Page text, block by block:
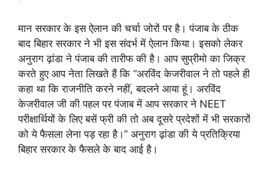
मान सरकार के इस ऐलान की चर्चा जोरों पर है। पंजाब के ठीक
बाद बिहार सरकार ने भी इस संदर्भ में ऐलान किया। इसको लेकर
अनुराग ढ़ांडा ने पंजाब की तारीफ की है। आप सुप्रीमो का जिक्र
करते हुए आप नेता लिखते हैं कि “अरविंद केजरीवाल ने तो पहले ही
कहा था कि राजनीति करने नहीं, बदलने आया हूं। अरविंद
केजरीवाल जी की पहल पर पंजाब में आप सरकार ने NEET
परीक्षार्थियों के लिए बसें फ्री की तो अब दूसरे प्रदेशों में भी सरकारों
को ये फैसला लेना पड़ रहा है।” अनुराग ढ़ांडा की ये प्रतिक्रिया
बिहार सरकार के फैसले के बाद आई है।